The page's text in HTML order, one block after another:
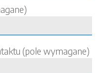
(pole wymagane)